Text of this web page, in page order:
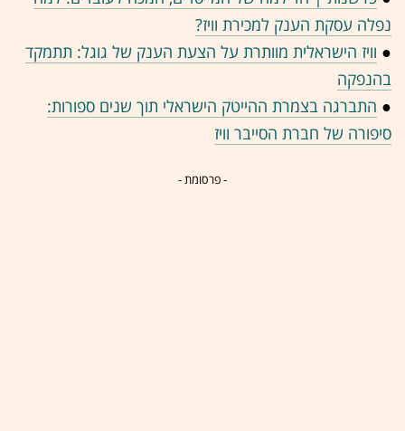
נפלה עסקת הענק למכירת וויז?
● וויז הישראלית מוותרת על הצעת הענק של גוגל: תתמקד
בהנפקה
● התברגה בצמרת ההייטק הישראלי תוך שנים ספורות:
סיפורה של חברת הסייבר וויז
- פרסומת -